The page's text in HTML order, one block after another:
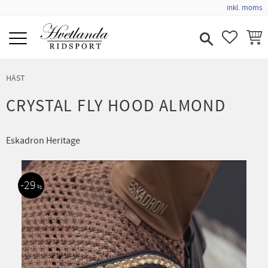
inkl. moms
HÄST
CRYSTAL FLY HOOD ALMOND
Eskadron Heritage
29 %